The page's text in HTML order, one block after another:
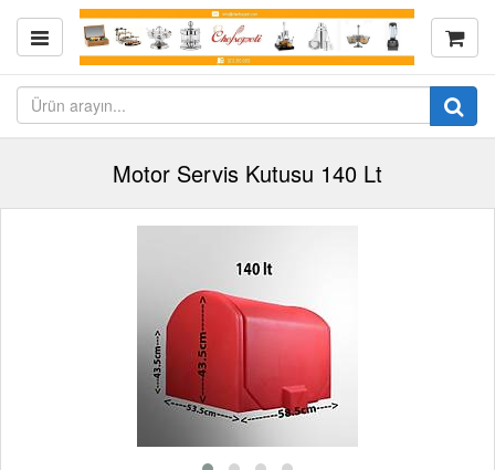
Motor Servis Kutusu 140 Lt